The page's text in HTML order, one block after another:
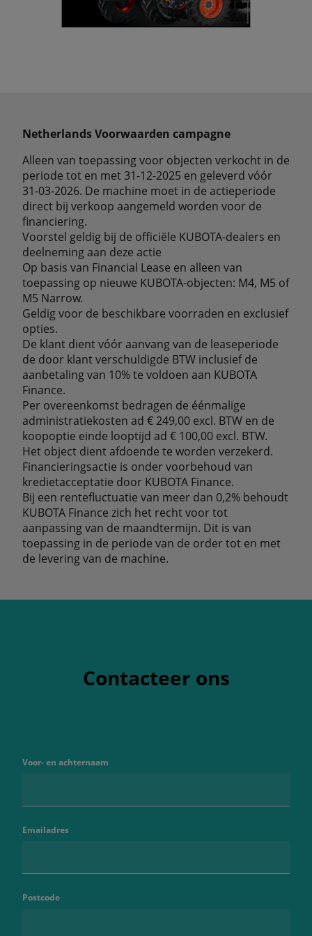
Netherlands Voorwaarden campagne
Alleen van toepassing voor objecten verkocht in de
periode tot en met 31-12-2025 en geleverd vóór
31-03-2026. De machine moet in de actieperiode
direct bij verkoop aangemeld worden voor de
financiering.
Voorstel geldig bij de officiële KUBOTA-dealers en
deelneming aan deze actie
Op basis van Financial Lease en alleen van
toepassing op nieuwe KUBOTA-objecten: M4, M5 of
M5 Narrow.
Geldig voor de beschikbare voorraden en exclusief
opties.
De klant dient vóór aanvang van de leaseperiode
de door klant verschuldigde BTW inclusief de
aanbetaling van 10% te voldoen aan KUBOTA
Finance.
Per overeenkomst bedragen de éénmalige
administratiekosten ad € 249,00 excl. BTW en de
koopoptie einde looptijd ad € 100,00 excl. BTW.
Het object dient afdoende te worden verzekerd.
Financieringsactie is onder voorbehoud van
kredietacceptatie door KUBOTA Finance.
Bij een rentefluctuatie van meer dan 0,2% behoudt
KUBOTA Finance zich het recht voor tot
aanpassing van de maandtermijn. Dit is van
toepassing in de periode van de order tot en met
de levering van de machine.
Contacteer ons
Voor- en achternaam
Emailadres
Postcode